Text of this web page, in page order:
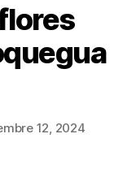
12, 2024